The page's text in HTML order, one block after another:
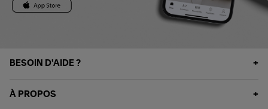
BESOIN D'AIDE ?
À PROPOS